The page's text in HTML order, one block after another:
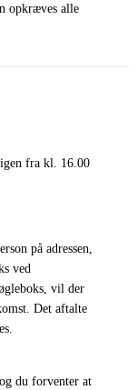
opkræves alle
fra kl. 16.00
på adressen,
ved
vil der
Det aftalte
du forventer at